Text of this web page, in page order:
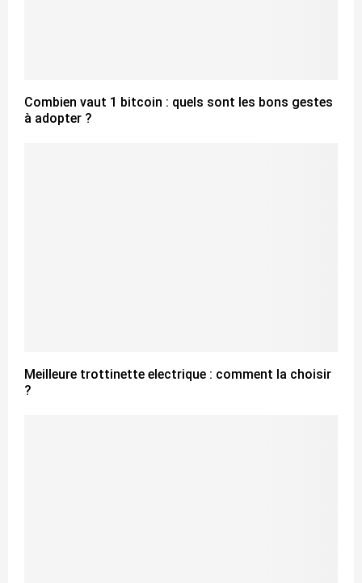
Combien vaut 1 bitcoin : quels sont les bons gestes
à adopter ?
Meilleure trottinette electrique : comment la choisir
?